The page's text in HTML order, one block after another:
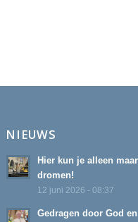
NIEUWS
Hier kun je alleen
dromen!
12 juni 2026 - 08:37
Gedragen door God